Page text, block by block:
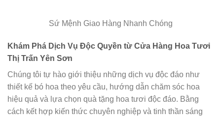
Sứ Mệnh Giao Hàng Nhanh Chóng
Khám Phá Dịch Vụ Độc Quyền từ Cửa Hàng Hoa Tươi
Thị Trấn Yên Sơn
Chúng tôi tự hào giới thiệu những dịch vụ độc đáo như
thiết kế bó hoa theo yêu cầu, hướng dẫn chăm sóc hoa
hiệu quả và lựa chọn quà tặng hoa tươi độc đáo. Bằng
cách kết hợp kiến thức chuyên nghiệp và tinh thần sáng